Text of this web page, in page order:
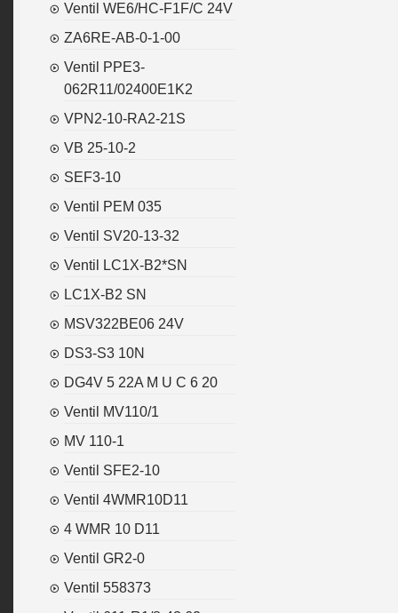
Ventil WE6/HC-F1F/C 24V
ZA6RE-AB-0-1-00
Ventil PPE3-
062R11/02400E1K2
VPN2-10-RA2-21S
VB 25-10-2
SEF3-10
Ventil PEM 035
Ventil SV20-13-32
Ventil LC1X-B2*SN
LC1X-B2 SN
MSV322BE06 24V
DS3-S3 10N
DG4V 5 22A M U C 6 20
Ventil MV110/1
MV 110-1
Ventil SFE2-10
Ventil 4WMR10D11
4 WMR 10 D11
Ventil GR2-0
Ventil 558373